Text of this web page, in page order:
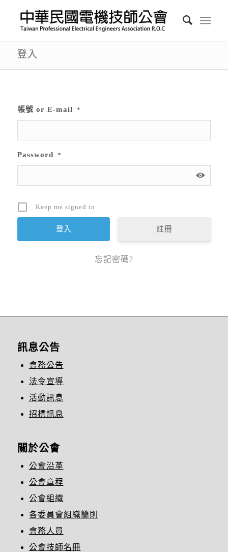
登入
帳號 or E-mail *
Password *
Keep me signed in
註冊
忘記密碼?
訊息公告
會務公告
法令宣導
活動訊息
招標訊息
關於公會
公會沿革
公會章程
公會組織
各委員會組織簡則
會務人員
公會技師名冊